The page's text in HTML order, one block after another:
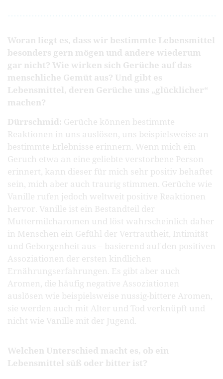
Woran liegt es, dass wir bestimmte Lebensmittel
besonders gern mögen und andere wiederum
gar nicht? Wie wirken sich Gerüche auf das
menschliche Gemüt aus? Und gibt es
Lebensmittel, deren Gerüche uns „glücklicher“
machen?
Dürrschmid: Gerüche können bestimmte
Reaktionen in uns auslösen, uns beispielsweise an
bestimmte Erlebnisse erinnern. Wenn mich ein
Geruch etwa an eine geliebte verstorbene Person
erinnert, kann dieser für mich sehr positiv behaftet
sein, mich aber auch traurig stimmen. Gerüche wie
Vanille rufen jedoch weltweit positive Reaktionen
hervor. Vanille ist ein Bestandteil der
Muttermilcharomen und löst wahrscheinlich daher
in Menschen ein Gefühl der Vertrautheit, Intimität
und Geborgenheit aus – basierend auf den positiven
Assoziationen der ersten kindlichen
Ernährungserfahrungen. Es gibt aber auch
Aromen, die häufig negative Assoziationen
auslösen wie beispielsweise nussig-bittere Aromen,
sie werden auch mit Alter und Tod verknüpft und
nicht wie Vanille mit der Jugend.
Welchen Unterschied macht es, ob ein
Lebensmittel süß oder bitter ist?